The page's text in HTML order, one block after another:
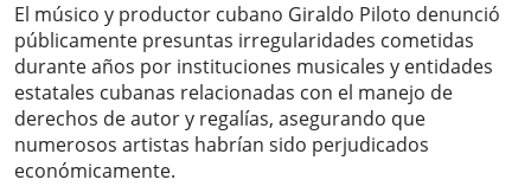
El músico y productor cubano Giraldo Piloto denunció
públicamente presuntas irregularidades cometidas
durante años por instituciones musicales y entidades
estatales cubanas relacionadas con el manejo de
derechos de autor y regalías, asegurando que
numerosos artistas habrían sido perjudicados
económicamente.